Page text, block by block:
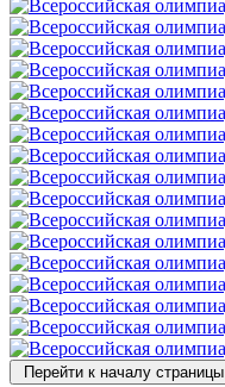
Перейти к началу страницы